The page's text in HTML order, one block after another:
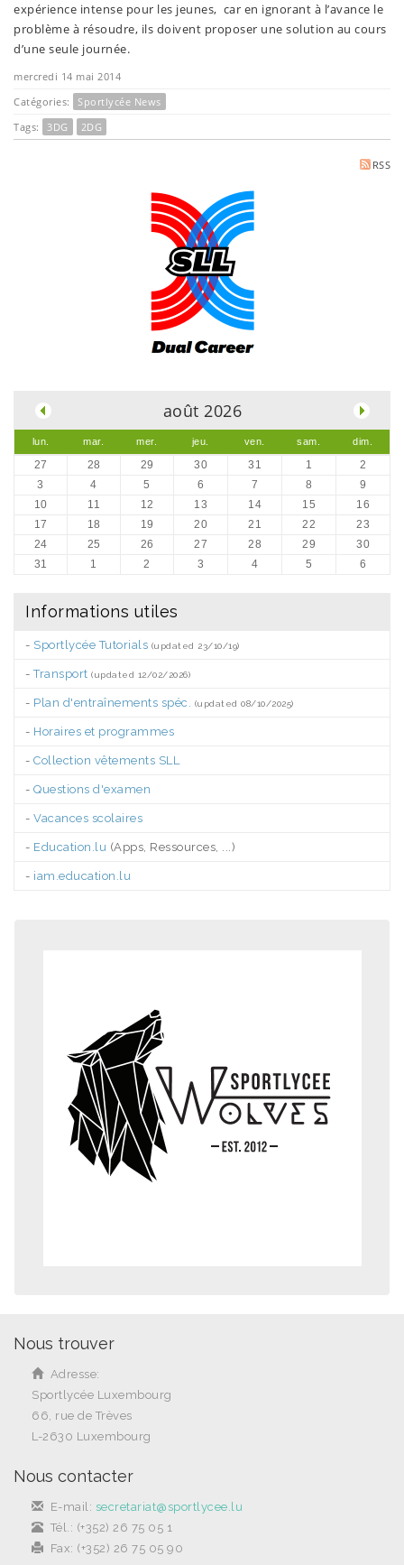
expérience intense pour les jeunes, car en ignorant à l’avance le
problème à résoudre, ils doivent proposer une solution au cours
d’une seule journée.
mercredi 14 mai 2014
Catégories:
Sportlycée News
Tags:
3DG 2DG
RSS
août 2026
lun. mar. mer. jeu. ven. sam. dim.
27 28 29 30 31 1
2
3
4 5 6 7 8
9
10
11 12 13 14 15
16
17
18 19 20 21 22
23
24
25 26 27 28 29
30
31
1 2 3 4 5 6
Informations utiles
- Sportlycée Tutorials (updated 23/10/19)
-Transport (updated 12/02/2026)
- Plan d'entraînements spéc. (updated 08/10/2025)
- Horaires et programmes
- Collection vêtements SLL
- Questions d'examen
- Vacances scolaires
- Education.lu (Apps, Ressources, ...)
- iam.education.lu
Nous trouver
Adresse:
Sportlycée Luxembourg
66, rue de Trèves
L-2630 Luxembourg
Nous contacter
E-mail: secretariat@sportlycee.lu
Tél.: (+352) 26 75 05 1
Fax: (+352) 26 75 05 90